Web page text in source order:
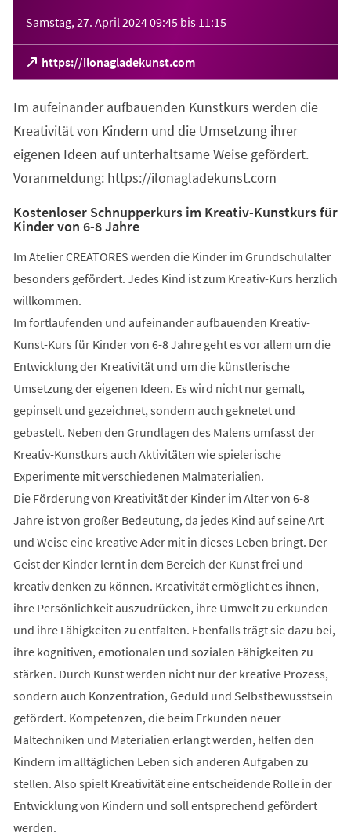
Samstag, 27. April 202409:45 bis 11:15
https://ilonagladekunst.com
(Öffnet
in
neuen
Tab)
Im aufeinander aufbauenden Kunstkurs werden die
Kreativität von Kindern und die Umsetzung ihrer
eigenen Ideen auf unterhaltsame Weise gefördert.
Voranmeldung: https://ilonagladekunst.com
Kostenloser Schnupperkurs im Kreativ-Kunstkurs für
Kinder von 6-8 Jahre
Im Atelier CREATORES werden die Kinder im Grundschulalter
besonders gefördert. Jedes Kind ist zum Kreativ-Kurs herzlich
willkommen.
Im fortlaufenden und aufeinander aufbauenden Kreativ-
Kunst-Kurs für Kinder von 6-8 Jahre geht es vor allem um die
Entwicklung der Kreativität und um die künstlerische
Umsetzung der eigenen Ideen. Es wird nicht nur gemalt,
gepinselt und gezeichnet, sondern auch geknetet und
gebastelt. Neben den Grundlagen des Malens umfasst der
Kreativ-Kunstkurs auch Aktivitäten wie spielerische
Experimente mit verschiedenen Malmaterialien.
Die Förderung von Kreativität der Kinder im Alter von 6-8
Jahre ist von großer Bedeutung, da jedes Kind auf seine Art
und Weise eine kreative Ader mit in dieses Leben bringt. Der
Geist der Kinder lernt in dem Bereich der Kunst frei und
kreativ denken zu können. Kreativität ermöglicht es ihnen,
ihre Persönlichkeit auszudrücken, ihre Umwelt zu erkunden
und ihre Fähigkeiten zu entfalten. Ebenfalls trägt sie dazu bei,
ihre kognitiven, emotionalen und sozialen Fähigkeiten zu
stärken. Durch Kunst werden nicht nur der kreative Prozess,
sondern auch Konzentration, Geduld und Selbstbewusstsein
gefördert. Kompetenzen, die beim Erkunden neuer
Maltechniken und Materialien erlangt werden, helfen den
Kindern im alltäglichen Leben sich anderen Aufgaben zu
stellen. Also spielt Kreativität eine entscheidende Rolle in der
Entwicklung von Kindern und soll entsprechend gefördert
werden.